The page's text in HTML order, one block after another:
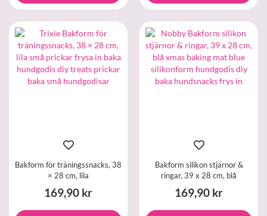
Bakform för träningssnacks, 38
× 28 cm, lila
169,90 kr
Bakform silikon stjärnor &
ringar, 39 x 28 cm, blå
169,90 kr